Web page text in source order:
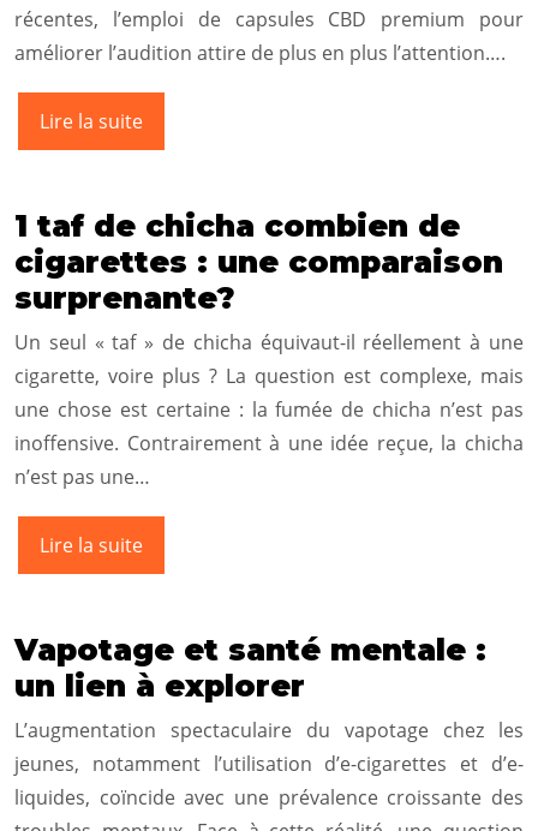
récentes, l’emploi de capsules CBD premium pour
améliorer l’audition attire de plus en plus l’attention….
Lire la suite
1 taf de chicha combien de
cigarettes : une comparaison
surprenante?
Un seul « taf » de chicha équivaut-il réellement à une
cigarette, voire plus ? La question est complexe, mais
une chose est certaine : la fumée de chicha n’est pas
inoffensive. Contrairement à une idée reçue, la chicha
n’est pas une…
Lire la suite
Vapotage et santé mentale :
un lien à explorer
L’augmentation spectaculaire du vapotage chez les
jeunes, notamment l’utilisation d’e-cigarettes et d’e-
liquides, coïncide avec une prévalence croissante des